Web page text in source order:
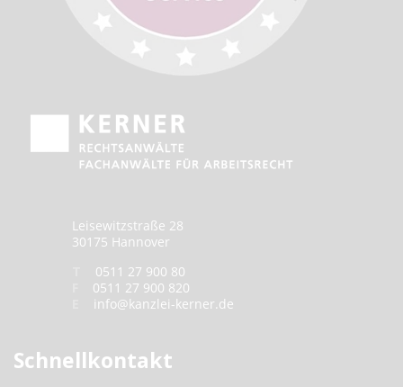
Leisewitzstraße 28
30175 Hannover
0511 27 900 80
0511 27 900 820
info@kanzlei-kerner.de
Schnellkontakt